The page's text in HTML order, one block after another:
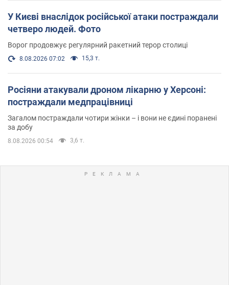
У Києві внаслідок російської атаки постраждали
четверо людей. Фото
Ворог продовжує регулярний ракетний терор столиці
8.08.2026 07:02 15,3 т.
Росіяни атакували дроном лікарню у Херсоні:
постраждали медпрацівниці
Загалом постраждали чотири жінки – і вони не єдині поранені
за добу
8.08.2026 00:54 3,6 т.